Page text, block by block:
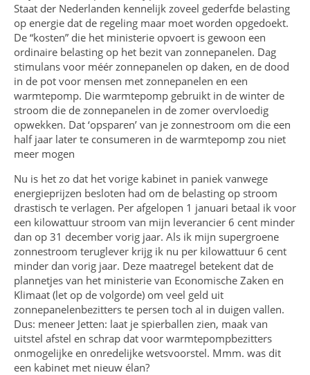
Staat der Nederlanden kennelijk zoveel gederfde belasting
op energie dat de regeling maar moet worden opgedoekt.
De “kosten” die het ministerie opvoert is gewoon een
ordinaire belasting op het bezit van zonnepanelen. Dag
stimulans voor méér zonnepanelen op daken, en de dood
in de pot voor mensen met zonnepanelen en een
warmtepomp. Die warmtepomp gebruikt in de winter de
stroom die de zonnepanelen in de zomer overvloedig
opwekken. Dat ‘opsparen’ van je zonnestroom om die een
half jaar later te consumeren in de warmtepomp zou niet
meer mogen
Nu is het zo dat het vorige kabinet in paniek vanwege
energieprijzen besloten had om de belasting op stroom
drastisch te verlagen. Per afgelopen 1 januari betaal ik voor
een kilowattuur stroom van mijn leverancier 6 cent minder
dan op 31 december vorig jaar. Als ik mijn supergroene
zonnestroom teruglever krijg ik nu per kilowattuur 6 cent
minder dan vorig jaar. Deze maatregel betekent dat de
plannetjes van het ministerie van Economische Zaken en
Klimaat (let op de volgorde) om veel geld uit
zonnepanelenbezitters te persen toch al in duigen vallen.
Dus: meneer Jetten: laat je spierballen zien, maak van
uitstel afstel en schrap dat voor warmtepompbezitters
onmogelijke en onredelijke wetsvoorstel. Mmm. was dit
een kabinet met nieuw élan?